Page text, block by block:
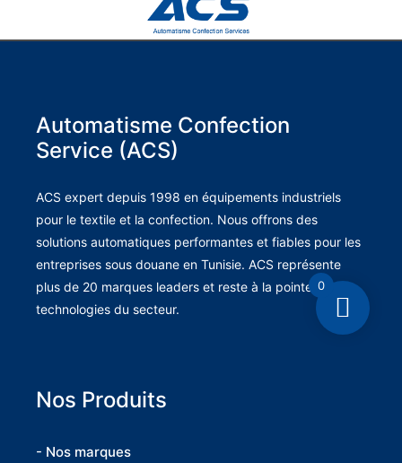
Automatisme Confection
Service (ACS)
ACS expert depuis 1998 en équipements industriels
pour le textile et la confection. Nous offrons des
solutions automatiques performantes et fiables pour les
entreprises sous douane en Tunisie. ACS représente
plus de 20 marques leaders et reste à la pointe des
technologies du secteur.
Nos Produits
- Nos marques
0